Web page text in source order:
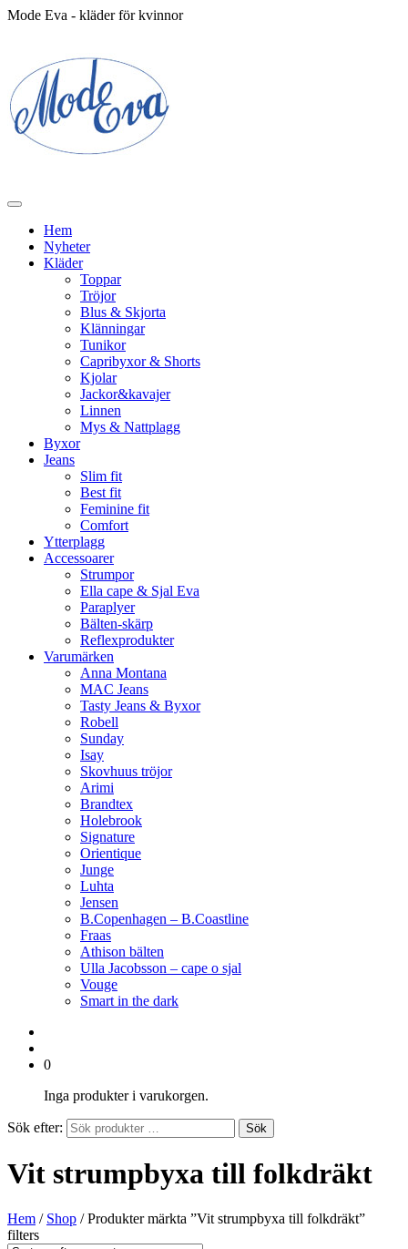
Mode Eva - kläder för kvinnor
Hem
Nyheter
Kläder
Toppar
Tröjor
Blus & Skjorta
Klänningar
Tunikor
Capribyxor & Shorts
Kjolar
Jackor&kavajer
Linnen
Mys & Nattplagg
Byxor
Jeans
Slim fit
Best fit
Feminine fit
Comfort
Ytterplagg
Accessoarer
Strumpor
Ella cape & Sjal Eva
Paraplyer
Bälten-skärp
Reflexprodukter
Varumärken
Anna Montana
MAC Jeans
Tasty Jeans & Byxor
Robell
Sunday
Isay
Skovhuus tröjor
Arimi
Brandtex
Holebrook
Signature
Orientique
Junge
Luhta
Jensen
B.Copenhagen – B.Coastline
Fraas
Athison bälten
Ulla Jacobsson – cape o sjal
Vouge
Smart in the dark
0
Inga produkter i varukorgen.
Sök efter: Sök
Vit strumpbyxa till folkdräkt
Hem / Shop / Produkter märkta ”Vit strumpbyxa till folkdräkt”
filters